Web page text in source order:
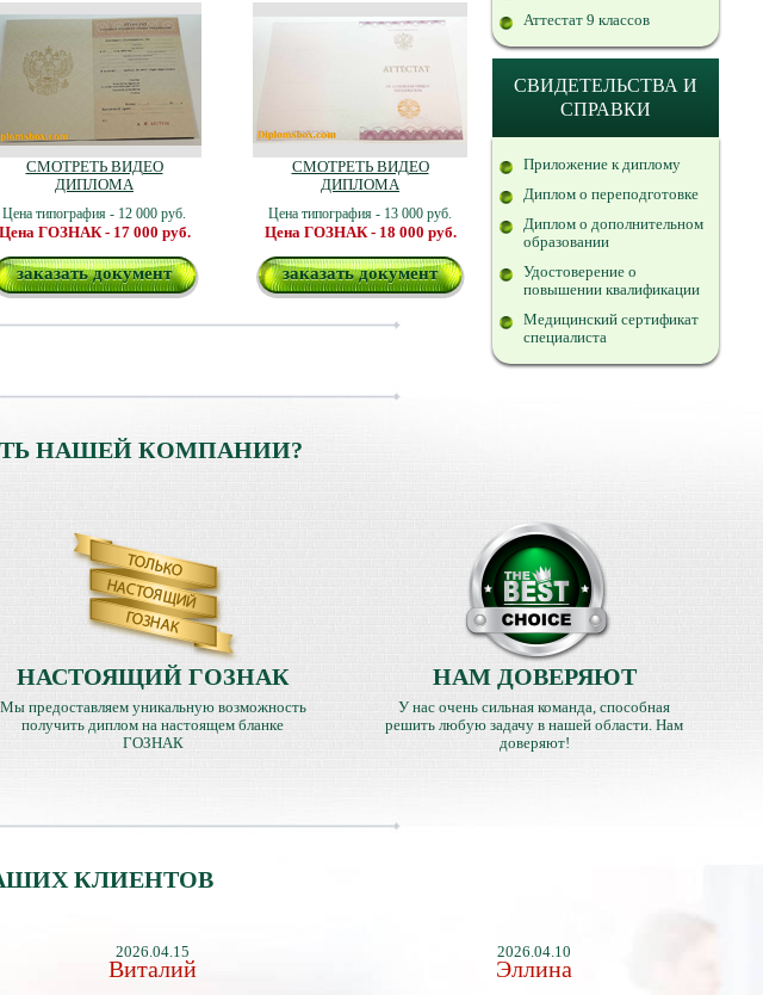
СМОТРЕТЬ ВИДЕО
ДИПЛОМА
Цена типография - 12 000 руб.
Цена ГОЗНАК - 17 000 руб.
заказать документ
СМОТРЕТЬ ВИДЕО
ДИПЛОМА
Цена типография - 13 000 руб.
Цена ГОЗНАК - 18 000 руб.
заказать документ
Аттестат 9 классов
СВИДЕТЕЛЬСТВА И
СПРАВКИ
Приложение к диплому
Диплом о переподготовке
Диплом о дополнительном
образовании
Удостоверение о
повышении квалификации
Медицинский сертификат
специалиста
НАШЕЙ КОМПАНИИ?
НАСТОЯЩИЙ ГОЗНАК
Мы предоставляем уникальную возможность
получить диплом на настоящем бланке
ГОЗНАК
НАМ ДОВЕРЯЮТ
У нас очень сильная команда, способная
решить любую задачу в нашей области. Нам
доверяют!
КЛИЕНТОВ
2026.04.15
Виталий
2026.04.10
Эллина